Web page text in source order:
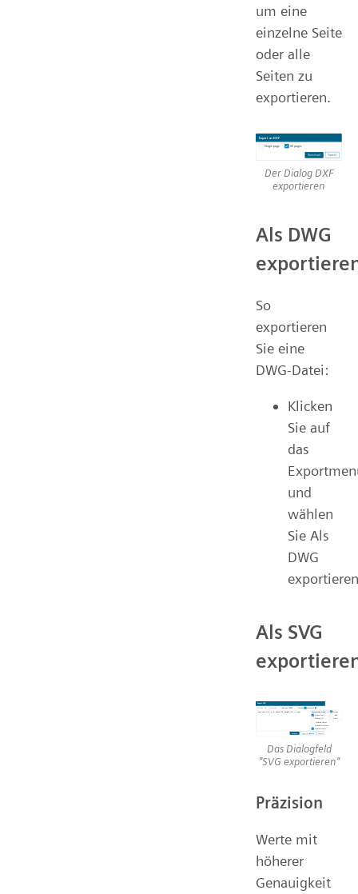
um eine
einzelne Seite
oder alle
Seiten zu
exportieren.
Der Dialog DXF
exportieren
Als DWG
So
exportieren
Sie eine
DWG-Datei:
Klicken
Sie auf
das
und
wählen
Sie Als
DWG
exportieren
Als SVG
Das Dialogfeld
"SVG exportieren"
Präzision
Werte mit
höherer
Genauigkeit